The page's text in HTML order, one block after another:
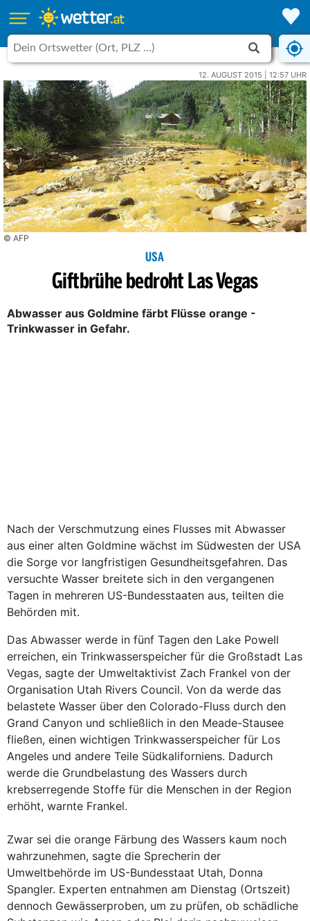
12. AUGUST 2015 | 12:57 UHR
© AFP
USA
Giftbrühe bedroht Las Vegas
Abwasser aus Goldmine färbt Flüsse orange -
Trinkwasser in Gefahr.
Nach der Verschmutzung eines Flusses mit Abwasser
aus einer alten Goldmine wächst im Südwesten der USA
die Sorge vor langfristigen Gesundheitsgefahren. Das
versuchte Wasser breitete sich in den vergangenen
Tagen in mehreren US-Bundesstaaten aus, teilten die
Behörden mit.
Das Abwasser werde in fünf Tagen den Lake Powell
erreichen, ein Trinkwasserspeicher für die Großstadt Las
Vegas, sagte der Umweltaktivist Zach Frankel von der
Organisation Utah Rivers Council. Von da werde das
belastete Wasser über den Colorado-Fluss durch den
Grand Canyon und schließlich in den Meade-Stausee
fließen, einen wichtigen Trinkwasserspeicher für Los
Angeles und andere Teile Südkaliforniens. Dadurch
werde die Grundbelastung des Wassers durch
krebserregende Stoffe für die Menschen in der Region
erhöht, warnte Frankel.
Zwar sei die orange Färbung des Wassers kaum noch
wahrzunehmen, sagte die Sprecherin der
Umweltbehörde im US-Bundesstaat Utah, Donna
Spangler. Experten entnahmen am Dienstag (Ortszeit)
dennoch Gewässerproben, um zu prüfen, ob schädliche